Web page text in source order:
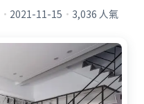
· 2021-11-15 · 3,036 人氣